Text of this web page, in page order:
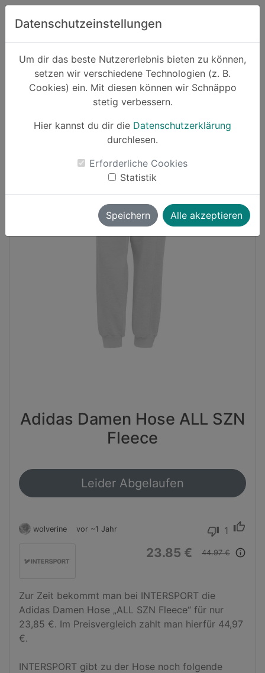
Zum Hauptinhalt springen
Datenschutzeinstellungen
Um dir das beste Nutzererlebnis bieten zu können,
setzen wir verschiedene Technologien (z. B.
Cookies) ein. Mit diesen können wir Schnäppo
stetig verbessern.
Hier kannst du dir die Datenschutzerklärung
durchlesen.
Erforderliche Cookies
Statistik
Speichern Alle akzeptieren
Suchen
Schnäppchen Sport und Freizeit
-47%
Adidas Damen Hose ALL SZN
Fleece
Leider Abgelaufen
wolverine vor ~1 Jahr thumb_down 1 thumb_up
23.85 € 44.97 € info_outline
Zur Zeit bekommt man bei INTERSPORT die
Adidas Damen Hose „ALL SZN Fleece“ für nur
23,85 €. Im Preisvergleich zahlt man hierfür 44,97
€.
INTERSPORT gibt zu der Hose noch folgende